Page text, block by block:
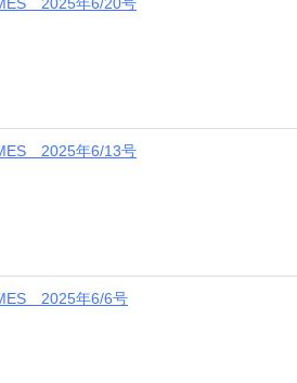
2025年6/13号
2025年6/6号